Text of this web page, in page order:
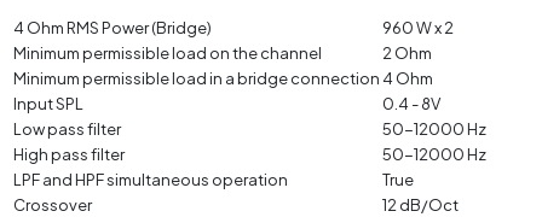
4 Ohm RMS Power (Bridge)
960 W x 2
Minimum permissible load on the channel
2 Ohm
Minimum permissible load in a bridge connection4 Ohm
Input SPL
0.4 - 8V
Low pass filter
50-12000 Hz
High pass filter
50-12000 Hz
LPF and HPF simultaneous operation
True
Crossover
12 dB/Oct